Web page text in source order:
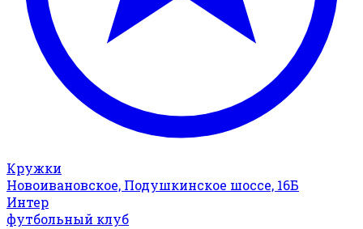
Кружки
Новоивановское, Подушкинское шоссе, 16Б
Интер
футбольный клуб